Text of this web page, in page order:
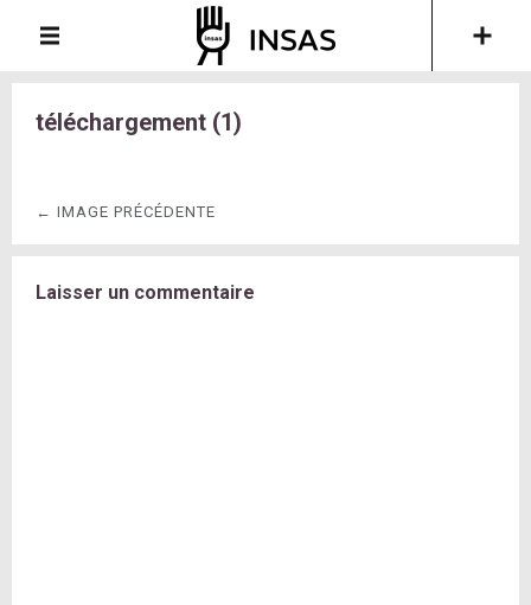
téléchargement (1)
← IMAGE PRÉCÉDENTE
Laisser un commentaire